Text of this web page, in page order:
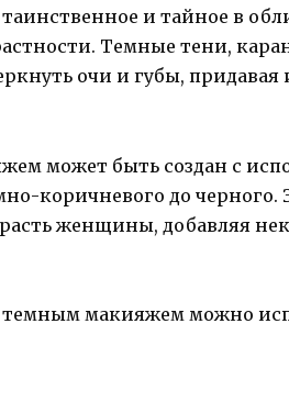
и тайное в
Темные тени,
очи и губы, придавая
может быть создан с
коричневого до черного.
женщины, добавляя
темным макияжем можно